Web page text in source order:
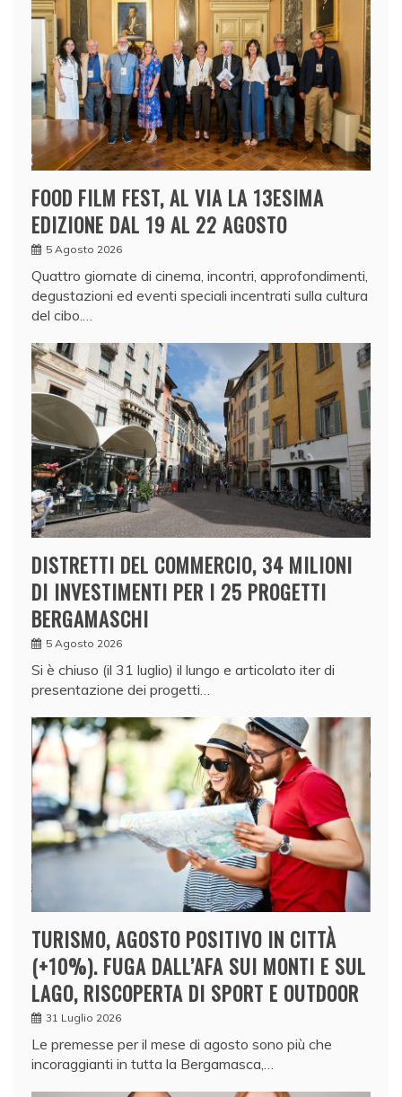
FOOD FILM FEST, AL VIA LA 13ESIMA
EDIZIONE DAL 19 AL 22 AGOSTO
5 Agosto 2026
Quattro giornate di cinema, incontri, approfondimenti,
degustazioni ed eventi speciali incentrati sulla cultura
del cibo.…
DISTRETTI DEL COMMERCIO, 34 MILIONI
DI INVESTIMENTI PER I 25 PROGETTI
BERGAMASCHI
5 Agosto 2026
Si è chiuso (il 31 luglio) il lungo e articolato iter di
presentazione dei progetti…
TURISMO, AGOSTO POSITIVO IN CITTÀ
(+10%). FUGA DALL’AFA SUI MONTI E SUL
LAGO, RISCOPERTA DI SPORT E OUTDOOR
31 Luglio 2026
Le premesse per il mese di agosto sono più che
incoraggianti in tutta la Bergamasca,…